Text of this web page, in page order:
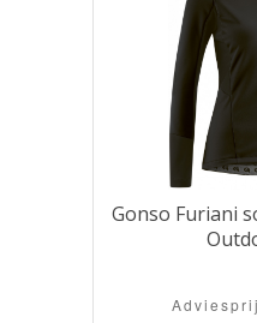
Gonso Furiani